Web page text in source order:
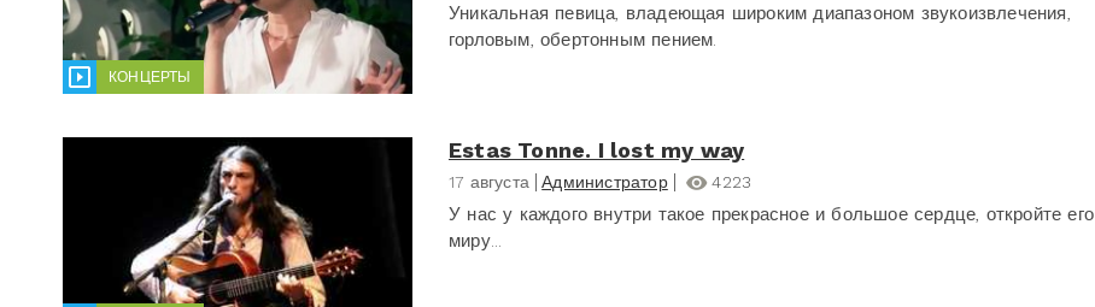
КОНЦЕРТЫ
Уникальная певица, владеющая широким диапазоном звукоизвлечения,
горловым, обертонным пением.
Estas Tonne. I lost my way
17 августа Администратор 4223
У нас у каждого внутри такое прекрасное и большое сердце, откройте его
миру...